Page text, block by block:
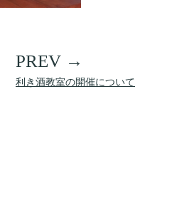
利き酒教室の開催について